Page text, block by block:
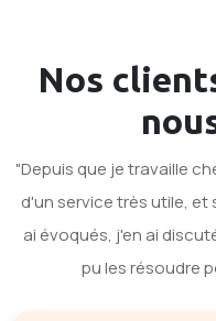
Nos
"Depuis que je travaille
d'un service très utile, et
ai évoqués, j'en ai
pu les résoudre